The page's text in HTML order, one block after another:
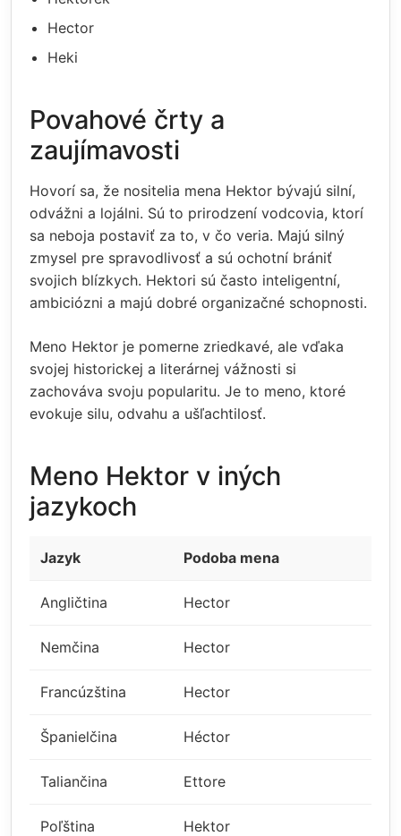
Hector
Heki
Povahové črty a
zaujímavosti
Hovorí sa, že nositelia mena Hektor bývajú silní,
odvážni a lojálni. Sú to prirodzení vodcovia, ktorí
sa neboja postaviť za to, v čo veria. Majú silný
zmysel pre spravodlivosť a sú ochotní brániť
svojich blízkych. Hektori sú často inteligentní,
ambiciózni a majú dobré organizačné schopnosti.
Meno Hektor je pomerne zriedkavé, ale vďaka
svojej historickej a literárnej vážnosti si
zachováva svoju popularitu. Je to meno, ktoré
evokuje silu, odvahu a ušľachtilosť.
Meno Hektor v iných
jazykoch
Jazyk Podoba mena
Angličtina Hector
Nemčina Hector
Francúzština Hector
Španielčina Héctor
Taliančina Ettore
Poľština Hektor